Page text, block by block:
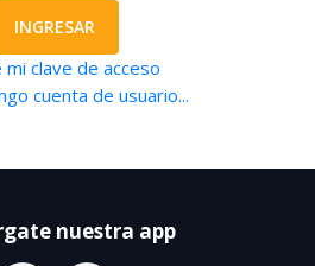
INGRESAR
mi clave de acceso
cuenta de usuario...
nuestra app